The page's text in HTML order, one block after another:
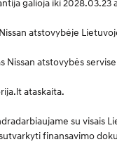
atstovybėje
Nissan atstovybės
ataskaita.
su visais
finansavimo